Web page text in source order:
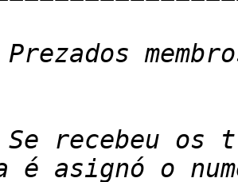
Prezados
Se recebeu os